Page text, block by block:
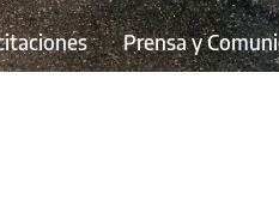
Prensa y